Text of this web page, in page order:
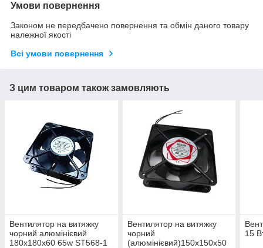
Умови повернення
Законом не передбачено повернення та обмін даного товару
належної якості
Всі умови повернення
З цим товаром також замовляють
Вентилятор на витяжку
чорний алюмінієвий
180х180х60 65w ST568-1
Вентилятор на витяжку
чорний
(алюмінієвий)150х150х50
15